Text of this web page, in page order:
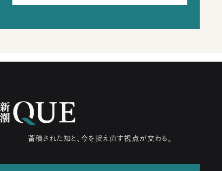
蓄積された知と、今を捉え直す視点が交わる。